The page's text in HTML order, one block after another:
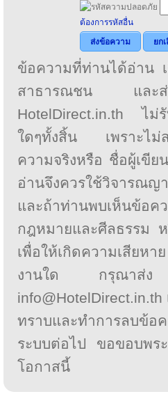
ต้องการรหัสอื่น
ส่งข้อความ
ยก
ข้อความที่ท่านได้อ่าน
สาธารณชน และส่ง
HotelDirect.in.th ไม่
ใดๆทั้งสิ้น เพราะไม่ส
ความจริงหรือ ชื่อผู้เขีย
อ่านจึงควรใช้วิจารณญ
และถ้าท่านพบเห็นข้อค
กฎหมายและศีลธรรม
เพื่อให้เกิดความเสียห
งานใด กรุณา
ทราบและทำการลบ
ระบบต่อไป ขอขอบพ
โอกาสนี้